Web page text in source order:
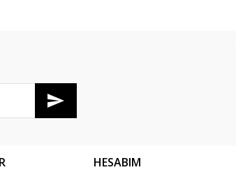
HESABIM